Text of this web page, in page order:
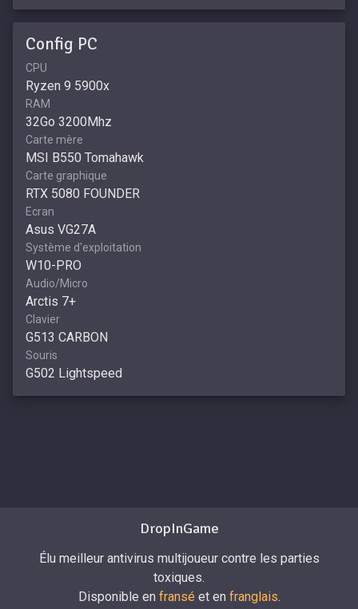
Config PC
CPU
Ryzen 9 5900x
RAM
32Go 3200Mhz
Carte mère
MSI B550 Tomahawk
Carte graphique
RTX 5080 FOUNDER
Ecran
Asus VG27A
Système d'exploitation
W10-PRO
Audio/Micro
Arctis 7+
Clavier
G513 CARBON
Souris
G502 Lightspeed
DropInGame
Élu meilleur antivirus multijoueur contre les parties
toxiques.
Disponible en fransé et en franglais.